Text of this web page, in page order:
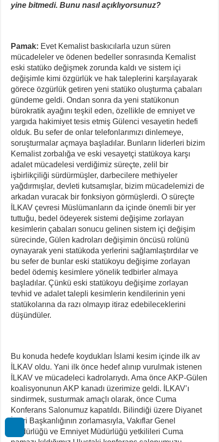
yine bitmedi. Bunu nasıl açıklıyorsunuz?
Pamak: Evet Kemalist baskıcılarla uzun süren
mücadeleler ve ödenen bedeller sonrasında Kemalist
eski statüko değişmek zorunda kaldı ve sistem içi
değişimle kimi özgürlük ve hak taleplerini karşılayarak
görece özgürlük getiren yeni statüko oluşturma çabaları
gündeme geldi. Ondan sonra da yeni statükonun
bürokratik ayağını teşkil eden, özellikle de emniyet ve
yargıda hakimiyet tesis etmiş Gülenci vesayetin hedefi
olduk. Bu sefer de onlar telefonlarımızı dinlemeye,
soruşturmalar açmaya başladılar. Bunların liderleri bizim
Kemalist zorbalığa ve eski vesayetçi statükoya karşı
adalet mücadelesi verdiğimiz süreçte, zelil bir
işbirlikçiliği sürdürmüşler, darbecilere methiyeler
yağdırmışlar, devleti kutsamışlar, bizim mücadelemizi de
arkadan vuracak bir fonksiyon görmüşlerdi. O süreçte
İLKAV çevresi Müslümanların da içinde önemli bir yer
tuttuğu, bedel ödeyerek sistemi değişime zorlayan
kesimlerin çabaları sonucu gelinen sistem içi değişim
sürecinde, Gülen kadroları değişimin öncüsü rolünü
oynayarak yeni statükoda yerlerini sağlamlaştırdılar ve
bu sefer de bunlar eski statükoyu değişime zorlayan
bedel ödemiş kesimlere yönelik tedbirler almaya
başladılar. Çünkü eski statükoyu değişime zorlayan
tevhid ve adalet talepli kesimlerin kendilerinin yeni
statükolarına da razı olmayıp itiraz edebileceklerini
düşündüler.
Bu konuda hedefe koydukları İslami kesim içinde ilk av
İLKAV oldu. Yani ilk önce hedef alınıp vurulmak istenen
İLKAV ve mücadeleci kadrolarıydı. Ama önce AKP-Gülen
koalisyonunun AKP kanadı üzerimize geldi. İLKAV’ı
sindirmek, susturmak amaçlı olarak, önce Cuma
Konferans Salonumuz kapatıldı. Bilindiği üzere Diyanet
İşleri Başkanlığının zorlamasıyla, Vakıflar Genel
Müdürlüğü ve Emniyet Müdürlüğü yetkilileri Cuma